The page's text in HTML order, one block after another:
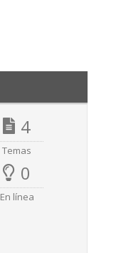
4
Temas
0
En línea